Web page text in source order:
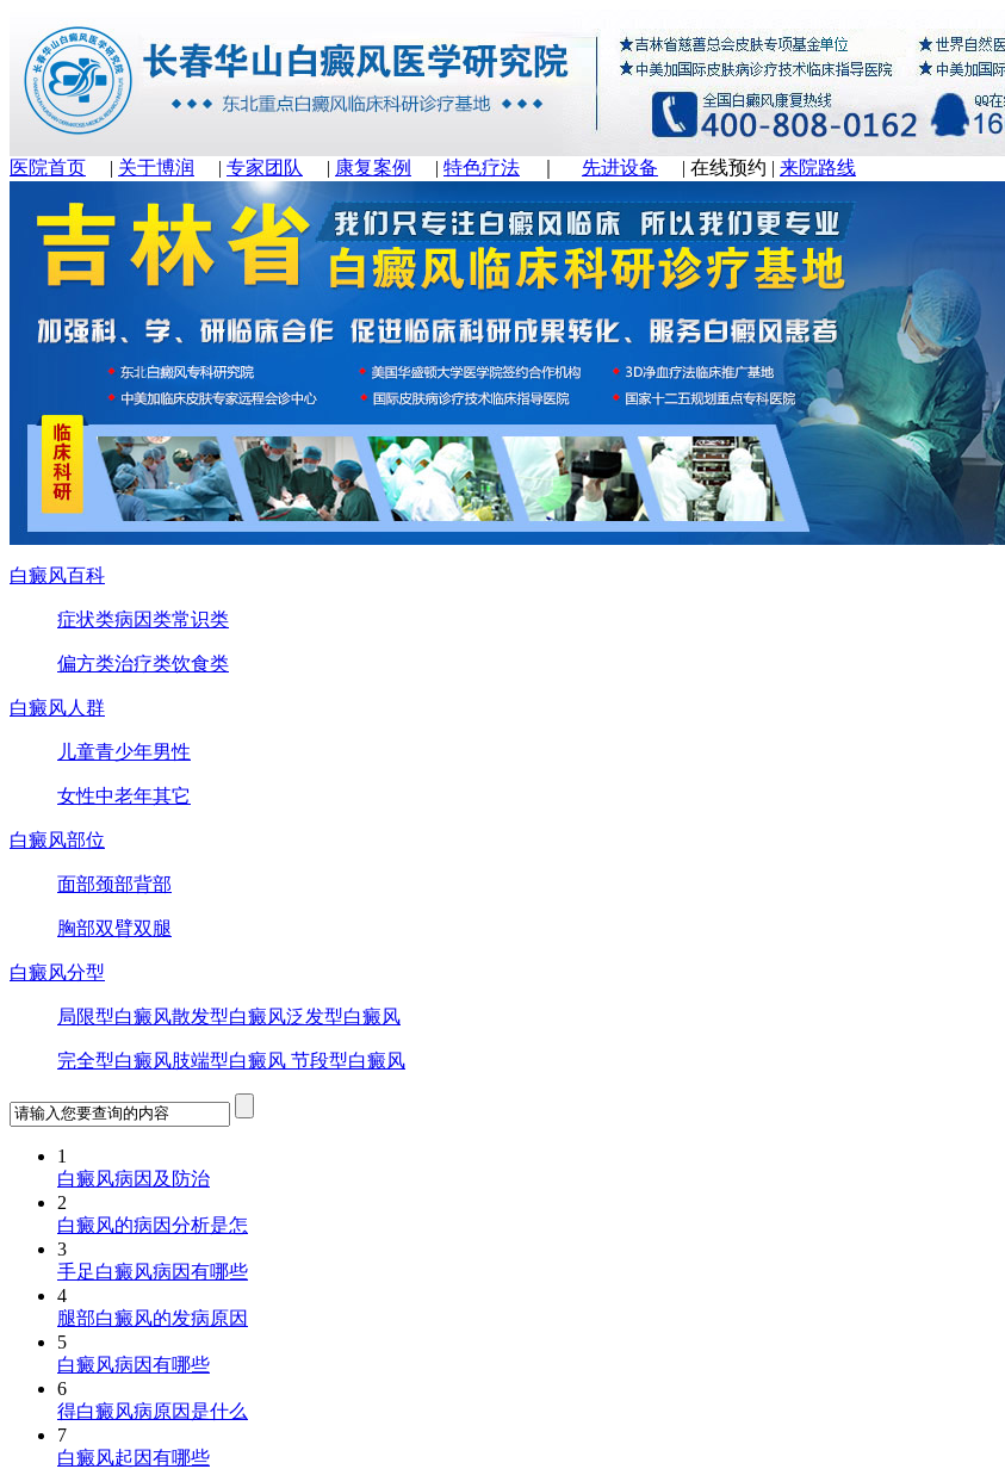
医院首页 | 关于博润 | 专家团队 | 康复案例 | 特色疗法 先进设备 | 在线预约 | 来院路线
白癜风百科
症状类病因类常识类
偏方类治疗类饮食类
白癜风人群
儿童青少年男性
女性中老年其它
白癜风部位
面部颈部背部
胸部双臂双腿
白癜风分型
局限型白癜风散发型白癜风泛发型白癜风
完全型白癜风肢端型白癜风 节段型白癜风
1
白癜风病因及防治
2
白癜风的病因分析是怎
3
手足白癜风病因有哪些
4
腿部白癜风的发病原因
5
白癜风病因有哪些
6
得白癜风病原因是什么
7
白癜风起因有哪些